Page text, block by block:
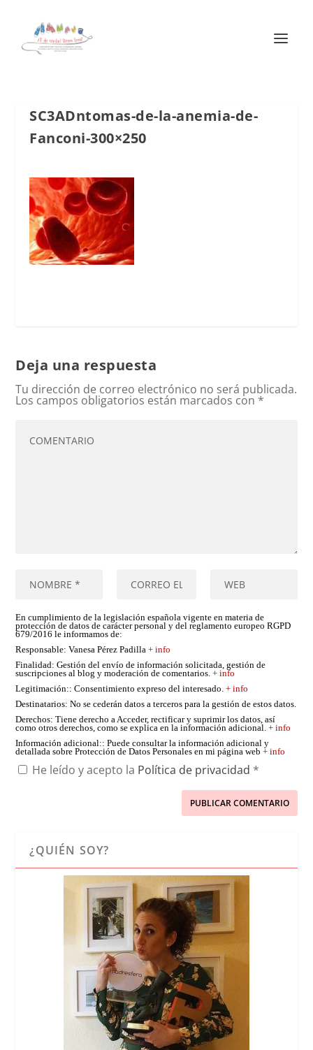
SC3ADntomas-de-la-anemia-de-
Fanconi-300×250
Deja una respuesta
Tu dirección de correo electrónico no será publicada.
Los campos obligatorios están marcados con *
En cumplimiento de la legislación española vigente en materia de
protección de datos de carácter personal y del reglamento europeo RGPD
679/2016 le informamos de:
Responsable: Vanesa Pérez Padilla+ info
Finalidad: Gestión del envío de información solicitada, gestión de
suscripciones al blog y moderación de comentarios.+ info
Legitimación:: Consentimiento expreso del interesado.+ info
Destinatarios: No se cederán datos a terceros para la gestión de estos datos.
Derechos: Tiene derecho a Acceder, rectificar y suprimir los datos, así
como otros derechos, como se explica en la información adicional.+ info
Información adicional:: Puede consultar la información adicional y
detallada sobre Protección de Datos Personales en mi página web+ info
He leído y acepto la Política de privacidad *
¿QUIÉN SOY?